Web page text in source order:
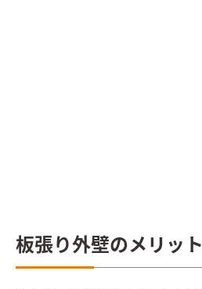
板張り外壁のメリット